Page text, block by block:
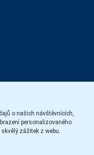
o našich návštěvnících,
personalizovaného
zážitek z webu.